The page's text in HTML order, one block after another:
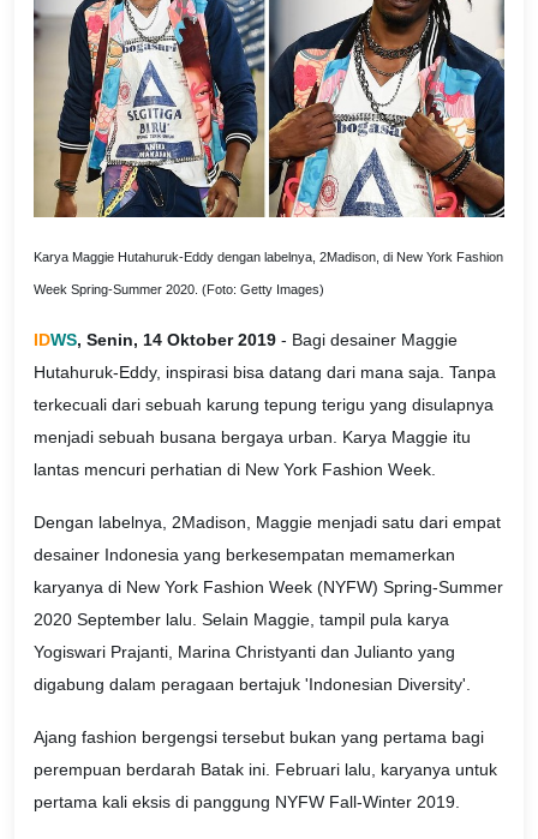
Karya Maggie Hutahuruk-Eddy dengan labelnya, 2Madison, di New York Fashion
Week Spring-Summer 2020. (Foto: Getty Images)
IDWS, Senin, 14 Oktober 2019 - Bagi desainer Maggie
Hutahuruk-Eddy, inspirasi bisa datang dari mana saja. Tanpa
terkecuali dari sebuah karung tepung terigu yang disulapnya
menjadi sebuah busana bergaya urban. Karya Maggie itu
lantas mencuri perhatian di New York Fashion Week.
Dengan labelnya, 2Madison, Maggie menjadi satu dari empat
desainer Indonesia yang berkesempatan memamerkan
karyanya di New York Fashion Week (NYFW) Spring-Summer
2020 September lalu. Selain Maggie, tampil pula karya
Yogiswari Prajanti, Marina Christyanti dan Julianto yang
digabung dalam peragaan bertajuk 'Indonesian Diversity'.
Ajang fashion bergengsi tersebut bukan yang pertama bagi
perempuan berdarah Batak ini. Februari lalu, karyanya untuk
pertama kali eksis di panggung NYFW Fall-Winter 2019.